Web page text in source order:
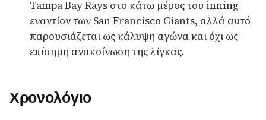
Tampa Bay Rays στο κάτω μέρος του inning
εναντίον των San Francisco Giants, αλλά αυτό
παρουσιάζεται ως κάλυψη αγώνα και όχι ως
επίσημη ανακοίνωση της λίγκας.
Χρονολόγιο